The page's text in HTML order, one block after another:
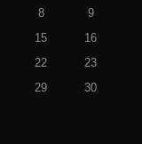
8
9
15
16
22
23
29
30